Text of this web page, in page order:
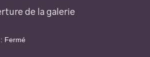
de la galerie
Fermé